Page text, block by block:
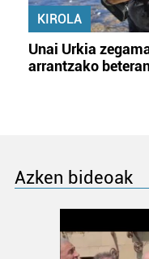
KIROLA
Unai Urkia
arrantzako
Azken bideoak